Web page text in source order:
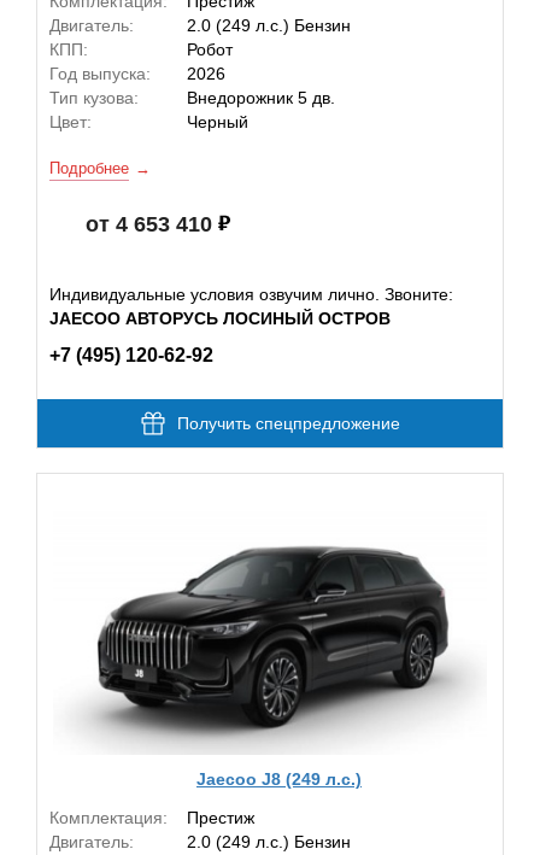
Двигатель:
2.0 (249 л.с.) Бензин
КПП:
Робот
Год выпуска:
2026
Тип кузова:
Внедорожник 5 дв.
Цвет:
Черный
Подробнее
от 4 653 410
Индивидуальные условия озвучим лично. Звоните:
JAECOO АВТОРУСЬ ЛОСИНЫЙ ОСТРОВ
+7 (495) 120-62-92
Получить спецпредложение
Jaecoo J8 (249 л.с.)
Комплектация:
Престиж
Двигатель:
2.0 (249 л.с.) Бензин